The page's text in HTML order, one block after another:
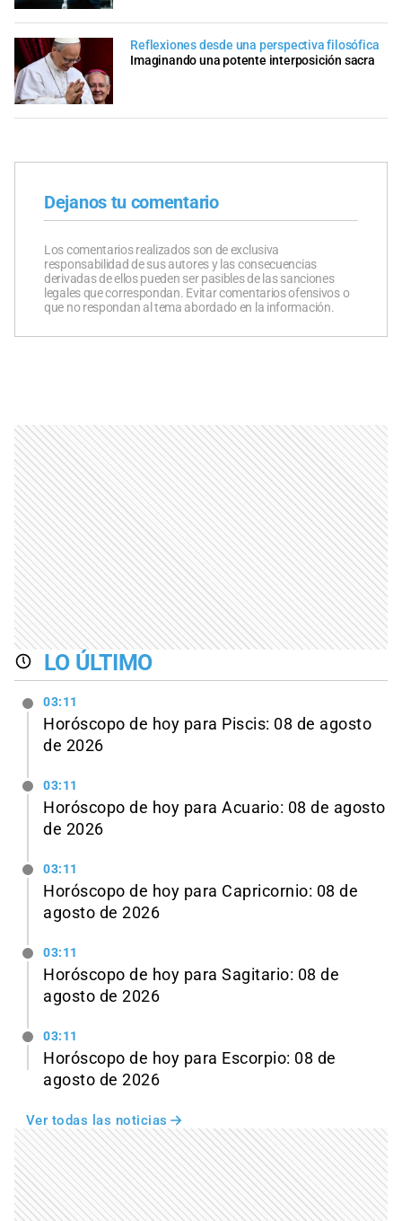
Reflexiones desde una perspectiva filosófica
Imaginando una potente interposición sacra
Dejanos tu comentario
Los comentarios realizados son de exclusiva
responsabilidad de sus autores y las consecuencias
derivadas de ellos pueden ser pasibles de las sanciones
legales que correspondan. Evitar comentarios ofensivos o
que no respondan al tema abordado en la información.
LO ÚLTIMO
03:11
Horóscopo de hoy para Piscis: 08 de agosto
de 2026
03:11
Horóscopo de hoy para Acuario: 08 de agosto
de 2026
03:11
Horóscopo de hoy para Capricornio: 08 de
agosto de 2026
03:11
Horóscopo de hoy para Sagitario: 08 de
agosto de 2026
03:11
Horóscopo de hoy para Escorpio: 08 de
agosto de 2026
Ver todas las noticias